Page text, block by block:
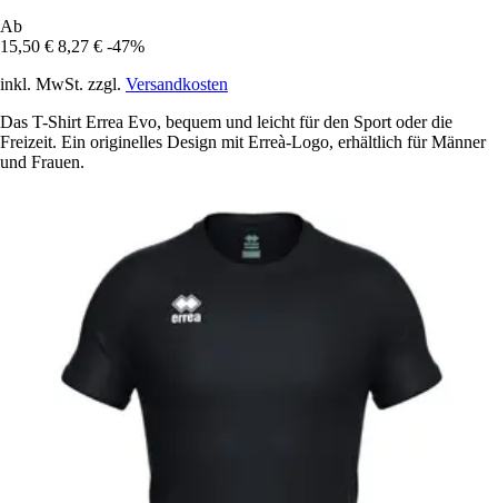
Ab
15,50 € 8,27 € -47%
inkl. MwSt. zzgl. Versandkosten
Das T-Shirt Errea Evo, bequem und leicht für den Sport oder die
Freizeit. Ein originelles Design mit Erreà-Logo, erhältlich für Männer
und Frauen.